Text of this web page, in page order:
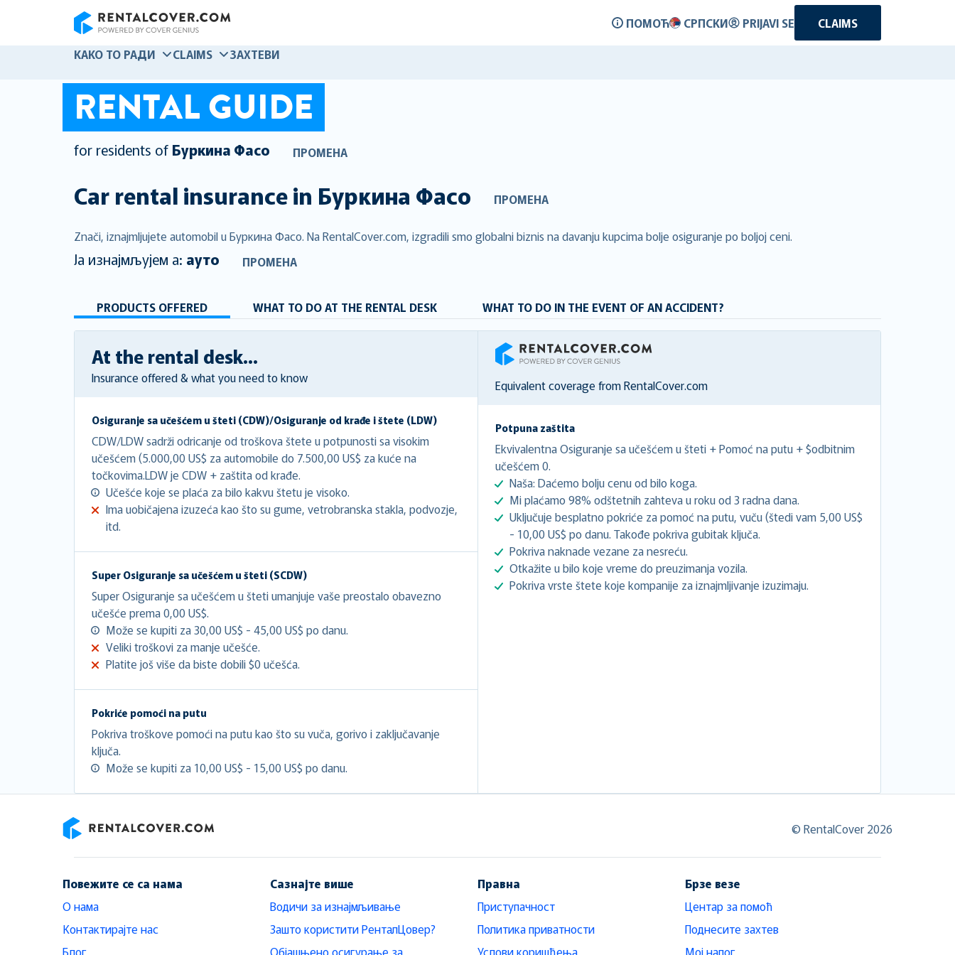
ПОМОЋ СРПСКИ PRIJAVI SE
CLAIMS
КАКО ТО РАДИ
CLAIMS ЗАХТЕВИ
RENTAL GUIDE
for residents of Буркина Фасо ПРОМЕНА
Car rental insurance in Буркина Фасо ПРОМЕНА
Znači, iznajmljujete automobil u Буркина Фасо. Na RentalCover.com, izgradili smo globalni biznis na davanju kupcima bolje osiguranje po boljoj ceni.
Ја изнајмљујем а: ауто ПРОМЕНА
PRODUCTS OFFERED WHAT TO DO AT THE RENTAL DESK WHAT TO DO IN THE EVENT OF AN ACCIDENT?
At the rental desk...
Insurance offered & what you need to know
Osiguranje sa učešćem u šteti (CDW)/Osiguranje od krađe i štete (LDW)
CDW/LDW sadrži odricanje od troškova štete u potpunosti sa visokim
učešćem (5.000,00 US$ za automobile do 7.500,00 US$ za kuće na
točkovima.LDW je CDW + zaštita od krađe.
Učešće koje se plaća za bilo kakvu štetu je visoko.
Ima uobičajena izuzeća kao što su gume, vetrobranska stakla, podvozje,
itd.
Super Osiguranje sa učešćem u šteti (SCDW)
Super Osiguranje sa učešćem u šteti umanjuje vaše preostalo obavezno
učešće prema 0,00 US$.
Može se kupiti za 30,00 US$ - 45,00 US$ po danu.
Veliki troškovi za manje učešće.
Platite još više da biste dobili $0 učešća.
Pokriće pomoći na putu
Pokriva troškove pomoći na putu kao što su vuča, gorivo i zaključavanje
ključa.
Može se kupiti za 10,00 US$ - 15,00 US$ po danu.
RentalCover
Equivalent coverage from RentalCover.com
Potpuna zaštita
Ekvivalentna Osiguranje sa učešćem u šteti + Pomoć na putu + $odbitnim
učešćem 0.
Naša: Daćemo bolju cenu od bilo koga.
Mi plaćamo 98% odštetnih zahteva u roku od 3 radna dana.
Uključuje besplatno pokriće za pomoć na putu, vuču (štedi vam 5,00 US$
- 10,00 US$ po danu. Takođe pokriva gubitak ključa.
Pokriva naknade vezane za nesreću.
Otkažite u bilo koje vreme do preuzimanja vozila.
Pokriva vrste štete koje kompanije za iznajmljivanje izuzimaju.
© RentalCover 2026
Повежите се са нама
О нама
Контактирајте нас
Блог
Сазнајте више
Водичи за изнајмљивање
Зашто користити РенталЦовер?
Објашњено осигурање за
Правна
Приступачност
Политика приватности
Услови коришћења
Брзе везе
Центар за помоћ
Поднесите захтев
Мој налог